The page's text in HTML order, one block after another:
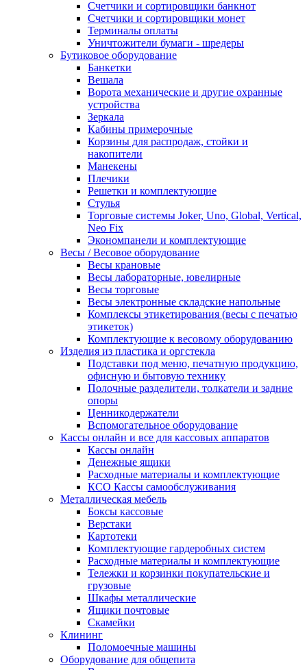
Счетчики и сортировщики банкнот
Счетчики и сортировщики монет
Терминалы оплаты
Уничтожители бумаги - шредеры
Бутиковое оборудование
Банкетки
Вешала
Ворота механические и другие охранные
устройства
Зеркала
Кабины примерочные
Корзины для распродаж, стойки и
накопители
Манекены
Плечики
Решетки и комплектующие
Стулья
Торговые системы Joker, Uno, Global, Vertical,
Neo Fix
Экономпанели и комплектующие
Весы / Весовое оборудование
Весы крановые
Весы лабораторные, ювелирные
Весы торговые
Весы электронные складские напольные
Комплексы этикетирования (весы с печатью
этикеток)
Комплектующие к весовому оборудованию
Изделия из пластика и оргстекла
Подставки под меню, печатную продукцию,
офисную и бытовую технику
Полочные разделители, толкатели и задние
опоры
Ценникодержатели
Вспомогательное оборудование
Кассы онлайн и все для кассовых аппаратов
Кассы онлайн
Денежные ящики
Расходные материалы и комплектующие
КСО Кассы самообслуживания
Металлическая мебель
Боксы кассовые
Верстаки
Картотеки
Комплектующие гардеробных систем
Расходные материалы и комплектующие
Тележки и корзинки покупательские и
грузовые
Шкафы металлические
Ящики почтовые
Скамейки
Клининг
Поломоечные машины
Оборудование для общепита